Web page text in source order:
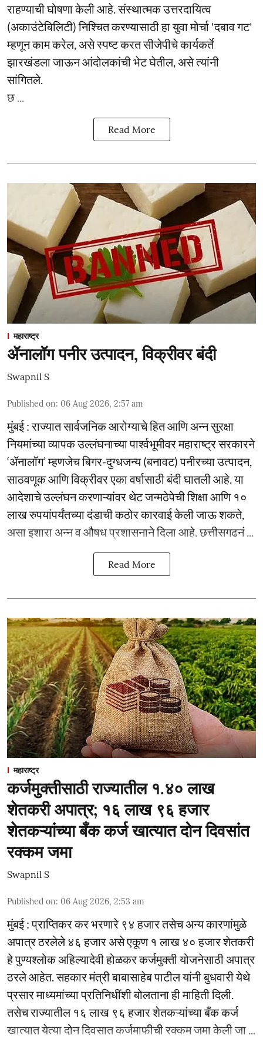
राहण्याची घोषणा केली आहे. संस्थात्मक उत्तरदायित्व
(अकाउंटेबिलिटी) निश्चित करण्यासाठी हा युवा मोर्चा 'दबाव गट'
म्हणून काम करेल, असे स्पष्ट करत सीजेपीचे कार्यकर्ते
झारखंडला जाऊन आंदोलकांची भेट घेतील, असे त्यांनी
सांगितले.
छ ...
Read More
महाराष्ट्र
ॲनालॉग पनीर उत्पादन, विक्रीवर बंदी
Swapnil S
Published on: 06 Aug 2026, 2:57 am
मुंबई : राज्यात सार्वजनिक आरोग्याचे हित आणि अन्न सुरक्षा
नियमांच्या व्यापक उल्लंघनाच्या पार्श्वभूमीवर महाराष्ट्र सरकारने
‘ॲनालॉग’ म्हणजेच बिगर-दुग्धजन्य (बनावट) पनीरच्या उत्पादन,
साठवणूक आणि विक्रीवर एका वर्षासाठी बंदी घातली आहे. या
आदेशाचे उल्लंघन करणाऱ्यांवर थेट जन्मठेपेची शिक्षा आणि १०
लाख रुपयांपर्यंतच्या दंडाची कठोर कारवाई केली जाऊ शकते,
असा इशारा अन्न व औषध प्रशासनाने दिला आहे. छत्तीसगढनं ...
Read More
महाराष्ट्र
कर्जमुक्तीसाठी राज्यातील १.४० लाख
शेतकरी अपात्र; १६ लाख ९६ हजार
शेतकऱ्यांच्या बँक कर्ज खात्यात दोन दिवसांत
रक्कम जमा
Swapnil S
Published on: 06 Aug 2026, 2:53 am
मुंबई : प्राप्तिकर कर भरणारे ९४ हजार तसेच अन्य कारणांमुळे
अपात्र ठरलेले ४६ हजार असे एकूण १ लाख ४० हजार शेतकरी
हे पुण्यश्लोक अहिल्यादेवी होळकर कर्जमुक्ती योजनेसाठी अपात्र
ठरले आहेत. सहकार मंत्री बाबासाहेब पाटील यांनी बुधवारी येथे
प्रसार माध्यमांच्या प्रतिनिधींशी बोलताना ही माहिती दिली.
तसेच राज्यातील १६ लाख ९६ हजार शेतकऱ्यांच्या बँक कर्ज
खात्यात येत्या दोन दिवसात कर्जमाफीची रक्कम जमा केली जा ...